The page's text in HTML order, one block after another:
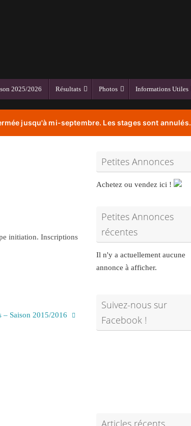
2025/2026 Résultats Photos Informations Utiles
jusqu'à mi-septembre. Les stages sont annulés.
initiation. Inscriptions
– Saison 2015/2016
Petites Annonces
Achetez ou vendez ici !
Petites Annonces
récentes
Il n'y a actuellement aucune
annonce à afficher.
Suivez-nous sur
Facebook !
Articles récents